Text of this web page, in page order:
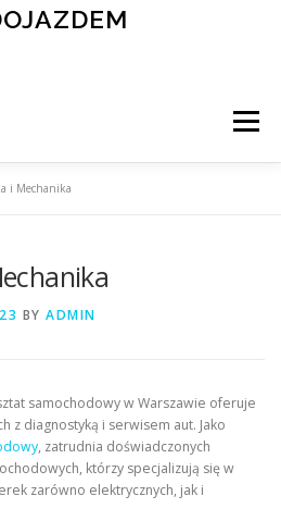
Menu
BLOG
i Mechanika
BY ADMIN
samochodowy w Warszawie oferuje
z diagnostyką i serwisem aut. Jako
, zatrudnia doświadczonych
którzy specjalizują się w
zarówno elektrycznych, jak i